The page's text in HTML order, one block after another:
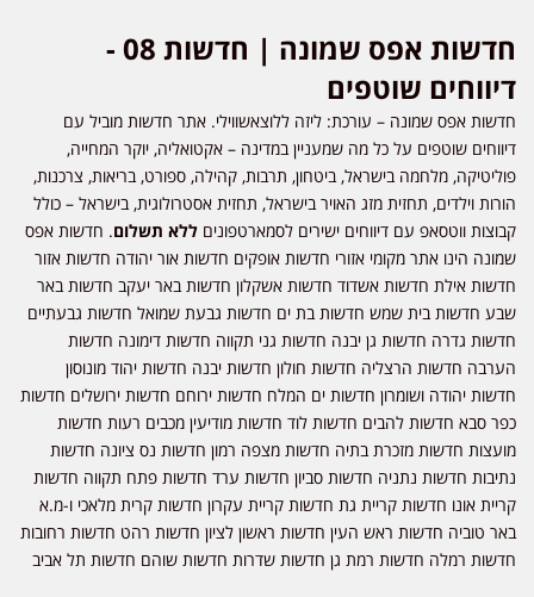
חדשות אפס שמונה | חדשות 08 -
דיווחים שוטפים
חדשות אפס שמונה – עורכת: ליזה ללוצאשווילי. אתר חדשות מוביל עם
דיווחים שוטפים על כל מה שמעניין במדינה – אקטואליה, יוקר המחייה,
פוליטיקה, מלחמה בישראל, ביטחון, תרבות, קהילה, ספורט, בריאות, צרכנות,
הורות וילדים, תחזית מזג האויר בישראל, תחזית אסטרולוגית, בישראל – כולל
קבוצות ווטסאפ עם דיווחים ישירים לסמארטפונים ללא תשלום. חדשות אפס
שמונה הינו אתר מקומי אזורי חדשות אופקים חדשות אור יהודה חדשות אזור
חדשות אילת חדשות אשדוד חדשות אשקלון חדשות באר יעקב חדשות באר
שבע חדשות בית שמש חדשות בת ים חדשות גבעת שמואל חדשות גבעתיים
חדשות גדרה חדשות גן יבנה חדשות גני תקווה חדשות דימונה חדשות
הערבה חדשות הרצליה חדשות חולון חדשות יבנה חדשות יהוד מונוסון
חדשות יהודה ושומרון חדשות ים המלח חדשות ירוחם חדשות ירושלים חדשות
כפר סבא חדשות להבים חדשות לוד חדשות מודיעין מכבים רעות חדשות
מועצות חדשות מזכרת בתיה חדשות מצפה רמון חדשות נס ציונה חדשות
נתיבות חדשות נתניה חדשות סביון חדשות ערד חדשות פתח תקווה חדשות
קריית אונו חדשות קריית גת חדשות קריית עקרון חדשות קרית מלאכי ו-מ.א
באר טוביה חדשות ראש העין חדשות ראשון לציון חדשות רהט חדשות רחובות
חדשות רמלה חדשות רמת גן חדשות שדרות חדשות שוהם חדשות תל אביב